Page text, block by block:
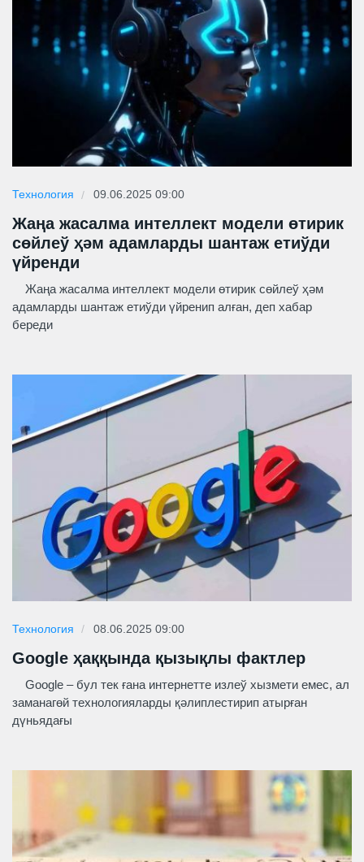
Технология 09.06.2025 09:00
Жаңа жасалма интеллект модели өтирик
сөйлеў ҳәм адамларды шантаж етиўди
үйренди
Жаңа жасалма интеллект модели өтирик сөйлеў ҳәм
адамларды шантаж етиўди үйренип алған, деп хабар
береди
Технология 08.06.2025 09:00
Google ҳаққында қызықлы фактлер
Google – бул тек ғана интернетте излеў хызмети емес, ал
заманагөй технологияларды қәлиплестирип атырған
дүньядағы